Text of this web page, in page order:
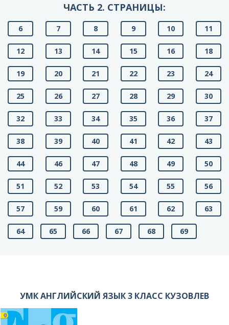
ЧАСТЬ 2. СТРАНИЦЫ:
6 7 8 9 10 11
12 13 14 15 16 18
19 20 21 22 23 24
25 26 27 28 29 30
32 33 34 35 36 37
38 39 40 41 42 43
44 46 47 48 49 50
51 52 53 54 55 56
57 59 60 61 62 63
64 65 66 67 68 69
УМК АНГЛИЙСКИЙ ЯЗЫК 3 КЛАСС КУЗОВЛЕВ